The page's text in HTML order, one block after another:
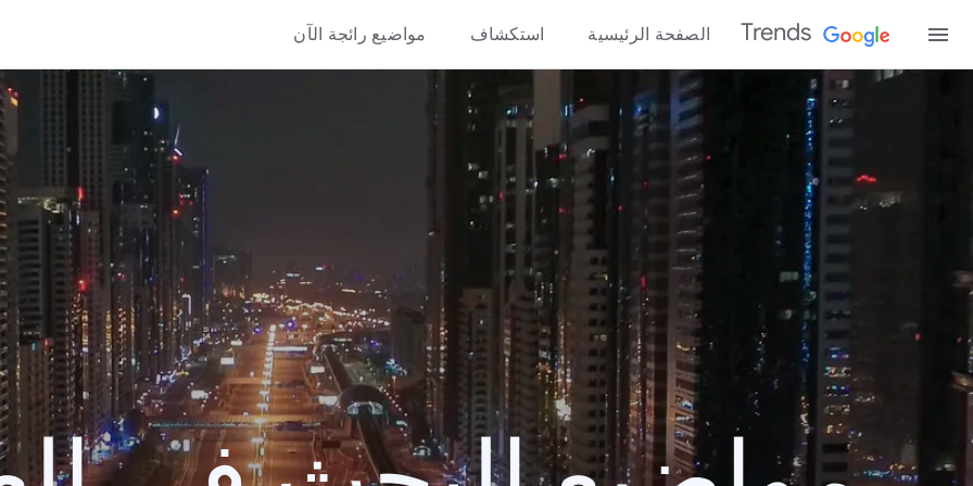
Trends الصفحة الرئيسية استكشاف مواضيع رائجة الآن